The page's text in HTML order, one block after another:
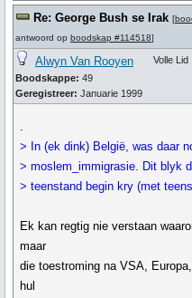
Re: George Bush se Irak [
antwoord op boodskap #114518]
Alwyn Van Rooyen
Boodskappe: 49
Geregistreer: Januarie 1999
Volle Lid
.
> In (ek dink) België, was daar
> moslem_immigrasie. Dit blyk
> teenstand begin kry (met
Ek kan regtig nie verstaan
maar
die toestroming na VSA,
hul